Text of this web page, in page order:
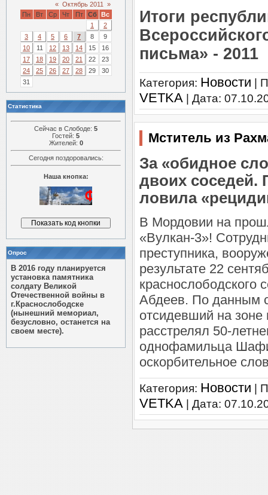
« Октябрь 2011
»
Пн
Вт Ср Чт Пт Сб
Вс
1
2
3
4 5 6 7 8
9
10
11 12 13 14 15
16
17
18 19 20 21 22
23
24
25 26 27 28 29
30
31
Статистика
Сейчас в Слободе: 5
Гостей: 5
Жителей: 0
Сегодня поздоровались:
Наша кнопка:
Опрос
В 2016 году планируется
установка памятника
солдату Великой
Отечественной войны в
г.Краснослободске
(нынешний мемориал,
безусловно, останется на
своем месте).
Итоги
письма» - 2011
Категория: Новости |
VETKA | Дата:
Мститель из
За «обидное
двоих соседей.
ловила
В Мордовии на
«Вулкан-3»!
преступника,
результате 22
краснослободского
Абдеев. По данным
отсидевший на зоне
расстрелял 50-
однофамильца
оскорбительное
Категория: Новости |
VETKA | Дата: